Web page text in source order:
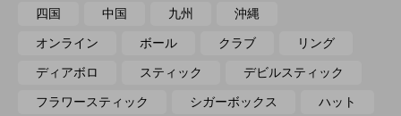
四国 中国 九州 沖縄
オンライン ボール クラブ リング
ディアボロ スティック デビルスティック
フラワースティック シガーボックス ハット